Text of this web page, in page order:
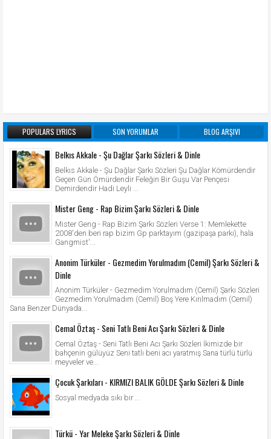
POPULARS LYRICS SON YORUMLAR BLOG ARŞIVI
Belkıs Akkale - Şu Dağlar Şarkı Sözleri & Dinle
Belkıs Akkale - Şu Dağlar Şarkı Sözleri Şu Dağlar Kömürdendir
Geçen Gün Ömürdendir Feleğin Bir Guşu Var Pençesi
Demirdendir Hadi Leyli ...
Mister Geng - Rap Bizim Şarkı Sözleri & Dinle
Mister Geng - Rap Bizim Şarkı Sözleri Verse 1: Memlekette
2008'den beri rap bizim Gp parktayım (gazipaşa parkı), hala
Gangmist'...
Anonim Türküler - Gezmedim Yorulmadım (Cemil) Şarkı Sözleri &
Dinle
Anonim Türküler - Gezmedim Yorulmadım (Cemil) Şarkı Sözleri
Gezmedim Yorulmadım (Cemil) Boş Yere Kırılmadım (Cemil)
Sana Benzer Dünyada...
Cemal Öztaş - Seni Tatlı Beni Acı Şarkı Sözleri & Dinle
Cemal Öztaş - Seni Tatlı Beni Acı Şarkı Sözleri İkimizde bir
bahçenin gülüyüz Seni tatlı beni acı yaratmış Sana türlü türlü
meyveler ve...
Çocuk Şarkıları - KIRMIZI BALIK GÖLDE Şarkı Sözleri & Dinle
Sosyal medyada sıkı bir ...
Türkü - Yar Meleke Şarkı Sözleri & Dinle